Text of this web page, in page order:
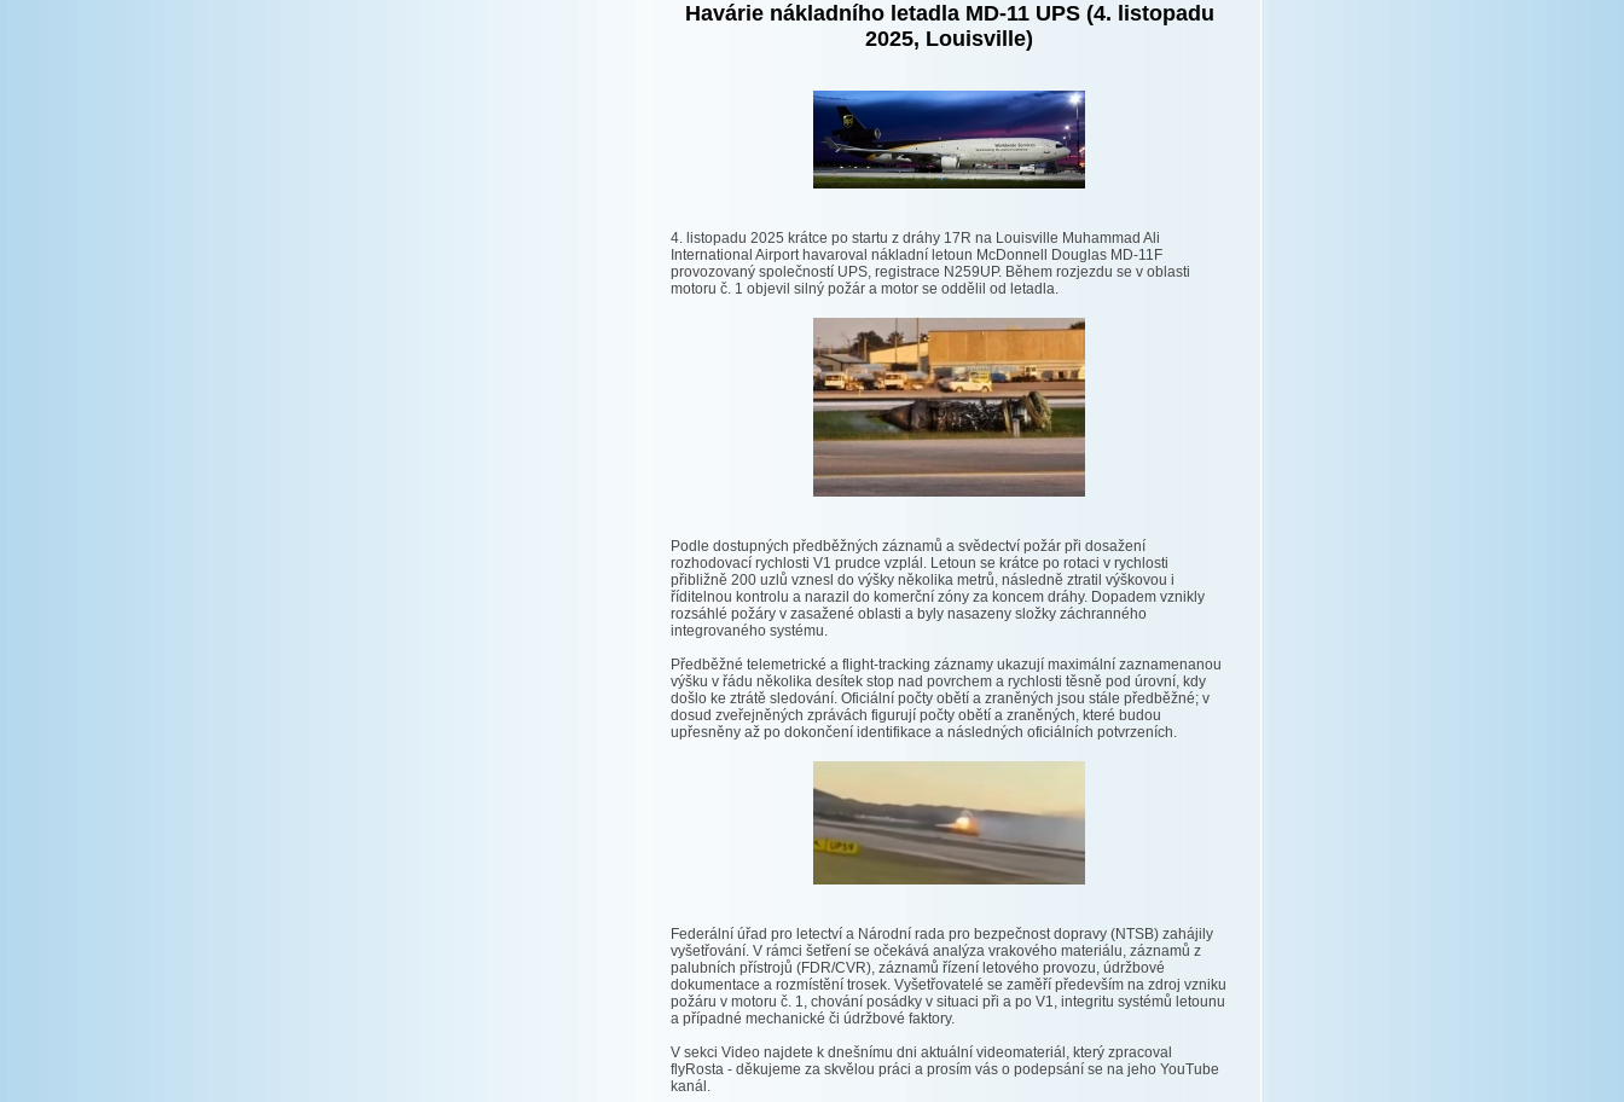
Havárie nákladního letadla MD-11 UPS (4. listopadu
2025, Louisville)
4. listopadu 2025 krátce po startu z dráhy 17R na Louisville Muhammad Ali
International Airport havaroval nákladní letoun McDonnell Douglas MD-11F
provozovaný společností UPS, registrace N259UP. Během rozjezdu se v oblasti
motoru č. 1 objevil silný požár a motor se oddělil od letadla.
Podle dostupných předběžných záznamů a svědectví požár při dosažení
rozhodovací rychlosti V1 prudce vzplál. Letoun se krátce po rotaci v rychlosti
přibližně 200 uzlů vznesl do výšky několika metrů, následně ztratil výškovou i
říditelnou kontrolu a narazil do komerční zóny za koncem dráhy. Dopadem vznikly
rozsáhlé požáry v zasažené oblasti a byly nasazeny složky záchranného
integrovaného systému.
Předběžné telemetrické a flight-tracking záznamy ukazují maximální zaznamenanou
výšku v řádu několika desítek stop nad povrchem a rychlosti těsně pod úrovní, kdy
došlo ke ztrátě sledování. Oficiální počty obětí a zraněných jsou stále předběžné; v
dosud zveřejněných zprávách figurují počty obětí a zraněných, které budou
upřesněny až po dokončení identifikace a následných oficiálních potvrzeních.
Federální úřad pro letectví a Národní rada pro bezpečnost dopravy (NTSB) zahájily
vyšetřování. V rámci šetření se očekává analýza vrakového materiálu, záznamů z
palubních přístrojů (FDR/CVR), záznamů řízení letového provozu, údržbové
dokumentace a rozmístění trosek. Vyšetřovatelé se zaměří především na zdroj vzniku
požáru v motoru č. 1, chování posádky v situaci při a po V1, integritu systémů letounu
a případné mechanické či údržbové faktory.
V sekci Video najdete k dnešnímu dni aktuální videomateriál, který zpracoval
flyRosta - děkujeme za skvělou práci a prosím vás o podepsání se na jeho YouTube
kanál.